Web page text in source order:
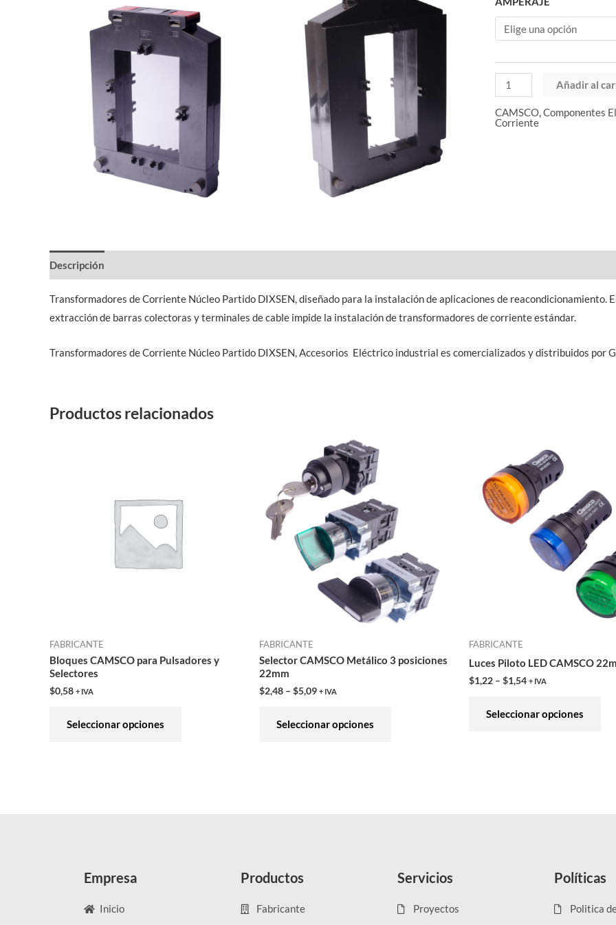
Añadir al
CAMSCO,Componentes
Corriente
Descripción
Transformadores de Corriente Núcleo Partido DIXSEN, diseñado para la instalación de aplicaciones de reacondicionamiento.
extracción de barras colectoras y terminales de cable impide la instalación de transformadores de corriente estándar.
Transformadores de Corriente Núcleo Partido DIXSEN, Accesorios Eléctrico industrial es comercializados y distribuidos por
Productos relacionados
FABRICANTE
Bloques CAMSCO para Pulsadores y
Selectores
$0,58 + IVA
Seleccionar opciones
múltiples
variantes.
Las
se
página
FABRICANTE
Selector CAMSCO Metálico 3 posiciones
22mm
$2,48 – $5,09 + IVA
Seleccionar opciones
variantes.
Las
opciones
se
pueden
elegir
página
FABRICANTE
Luces Piloto LED CAMSCO
$1,22 – $1,54 + IVA
Seleccionar opciones
se
Empresa
Inicio
Productos
Fabricante
Servicios
Proyectos
Políticas
Politica